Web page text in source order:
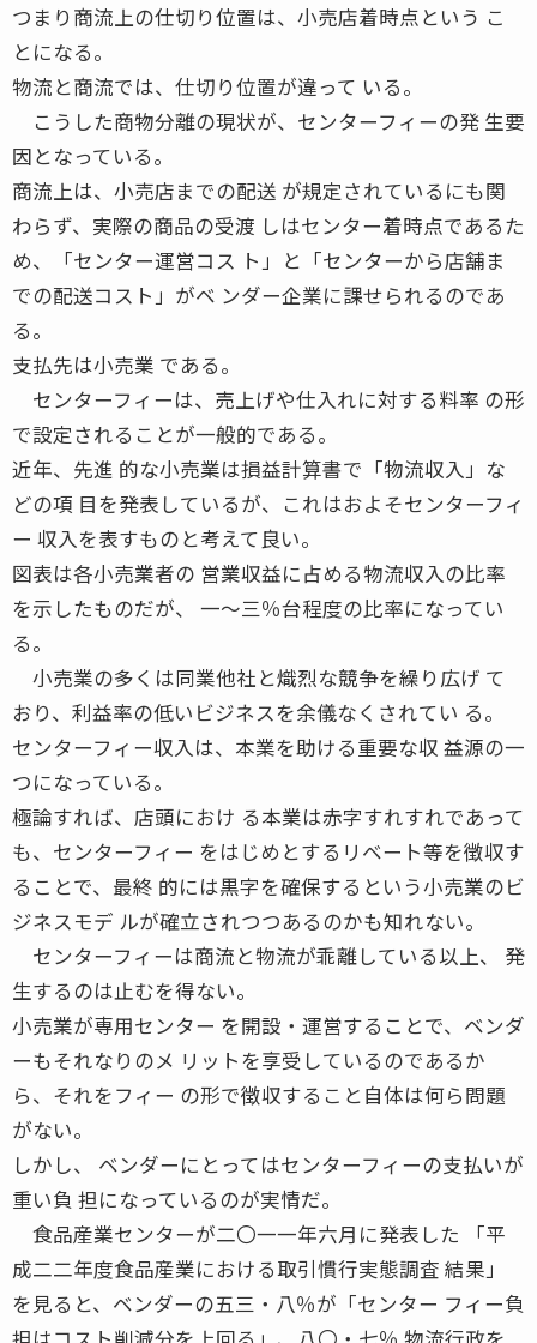
つまり商流上の仕切り位置は、小売店着時点という こ
とになる。
物流と商流では、仕切り位置が違って いる。
こうした商物分離の現状が、センターフィーの発 生要
因となっている。
商流上は、小売店までの配送 が規定されているにも関
わらず、実際の商品の受渡 しはセンター着時点であるた
め、「センター運営コス ト」と「センターから店舗ま
での配送コスト」がベ ンダー企業に課せられるのであ
る。
支払先は小売業 である。
センターフィーは、売上げや仕入れに対する料率 の形
で設定されることが一般的である。
近年、先進 的な小売業は損益計算書で「物流収入」な
どの項 目を発表しているが、これはおよそセンターフィ
ー 収入を表すものと考えて良い。
図表は各小売業者の 営業収益に占める物流収入の比率
を示したものだが、 一〜三％台程度の比率になってい
る。
小売業の多くは同業他社と熾烈な競争を繰り広げ て
おり、利益率の低いビジネスを余儀なくされてい る。
センターフィー収入は、本業を助ける重要な収 益源の一
つになっている。
極論すれば、店頭におけ る本業は赤字すれすれであって
も、センターフィー をはじめとするリベート等を徴収す
ることで、最終 的には黒字を確保するという小売業のビ
ジネスモデ ルが確立されつつあるのかも知れない。
センターフィーは商流と物流が乖離している以上、 発
生するのは止むを得ない。
小売業が専用センター を開設・運営することで、ベンダ
ーもそれなりのメ リットを享受しているのであるか
ら、それをフィー の形で徴収すること自体は何ら問題
がない。
しかし、 ベンダーにとってはセンターフィーの支払いが
重い負 担になっているのが実情だ。
食品産業センターが二〇一一年六月に発表した 「平
成二二年度食品産業における取引慣行実態調査 結果」
を見ると、ベンダーの五三・八％が「センター フィー負